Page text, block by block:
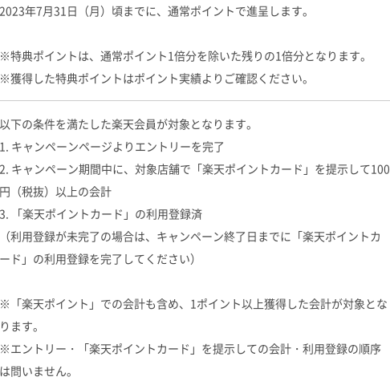
2023年7月31日（月）頃までに、通常ポイントで進呈します。
※特典ポイントは、通常ポイント1倍分を除いた残りの1倍分となります。
※獲得した特典ポイントはポイント実績よりご確認ください。
以下の条件を満たした楽天会員が対象となります。
1. キャンペーンページよりエントリーを完了
2. キャンペーン期間中に、対象店舗で「楽天ポイントカード」を提示して100
円（税抜）以上の会計
3. 「楽天ポイントカード」の利用登録済
（利用登録が未完了の場合は、キャンペーン終了日までに「楽天ポイントカ
ード」の利用登録を完了してください）
※「楽天ポイント」での会計も含め、1ポイント以上獲得した会計が対象とな
ります。
※エントリー・「楽天ポイントカード」を提示しての会計・利用登録の順序
は問いません。